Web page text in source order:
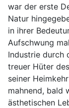
war der erste
Natur
in ihrer
Aufschwung
Industrie durch
treuer Hüter
seiner
mahnend, bald
ästhetischen